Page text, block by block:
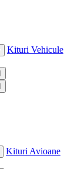
Kituri Vehicule
Kituri Avioane